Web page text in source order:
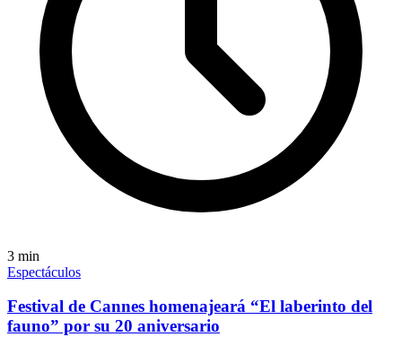
3 min
Espectáculos
Festival de Cannes homenajeará “El laberinto del
fauno” por su 20 aniversario